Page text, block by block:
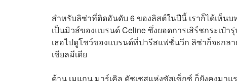
สำหรับลิซ่าที่ติดอันดับ 6 ของลิสต์ในปีนี้ เราก็ได้เห็น
เป็นมิวส์ของแบรนด์ Celine ซึ่งยอดการเสิร์ชกระเป๋
เธอไปดูโชว์ของแบรนด์ที่ปารีสแฟชั่นวีก ลิซ่าก็จะกล
เชียลมีเดีย
ด้าน เมแกน มาร์เคิล ดัชเชสแห่งซัสเซ็กซ์ ก็ยังคงม